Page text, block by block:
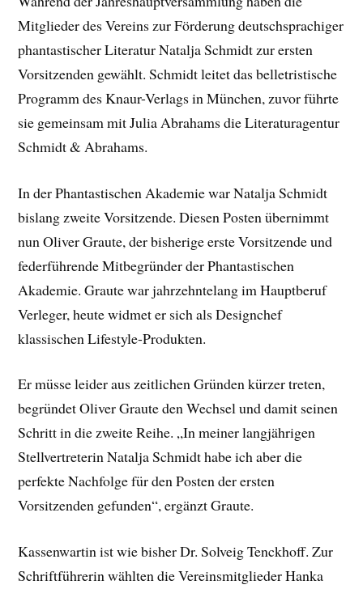
Mitglieder des Vereins zur Förderung deutschsprachiger
phantastischer Literatur Natalja Schmidt zur ersten
Vorsitzenden gewählt. Schmidt leitet das belletristische
Programm des Knaur-Verlags in München, zuvor führte
sie gemeinsam mit Julia Abrahams die Literaturagentur
Schmidt & Abrahams.
In der Phantastischen Akademie war Natalja Schmidt
bislang zweite Vorsitzende. Diesen Posten übernimmt
nun Oliver Graute, der bisherige erste Vorsitzende und
federführende Mitbegründer der Phantastischen
Akademie. Graute war jahrzehntelang im Hauptberuf
Verleger, heute widmet er sich als Designchef
klassischen Lifestyle-Produkten.
Er müsse leider aus zeitlichen Gründen kürzer treten,
begründet Oliver Graute den Wechsel und damit seinen
Schritt in die zweite Reihe. „In meiner langjährigen
Stellvertreterin Natalja Schmidt habe ich aber die
perfekte Nachfolge für den Posten der ersten
Vorsitzenden gefunden“, ergänzt Graute.
Kassenwartin ist wie bisher Dr. Solveig Tenckhoff. Zur
Schriftführerin wählten die Vereinsmitglieder Hanka